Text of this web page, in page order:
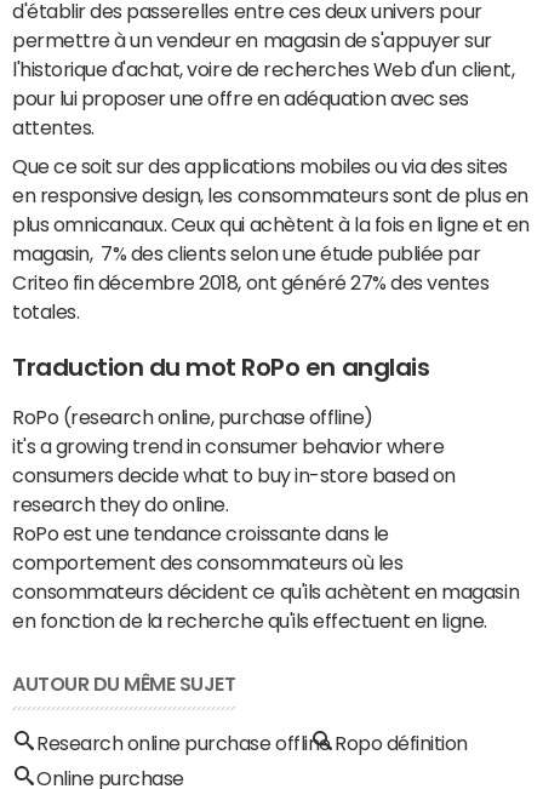
d'établir des passerelles entre ces deux univers pour
permettre à un vendeur en magasin de s'appuyer sur
l'historique d'achat, voire de recherches Web d'un client,
pour lui proposer une offre en adéquation avec ses
attentes.
Que ce soit sur des applications mobiles ou via des sites
en responsive design, les consommateurs sont de plus en
plus omnicanaux. Ceux qui achètent à la fois en ligne et en
magasin, 7% des clients selon une étude publiée par
Criteo fin décembre 2018, ont généré 27% des ventes
totales.
Traduction du mot RoPo en anglais
RoPo (research online, purchase offline)
it's a growing trend in consumer behavior where
consumers decide what to buy in-store based on
research they do online.
RoPo est une tendance croissante dans le
comportement des consommateurs où les
consommateurs décident ce qu'ils achètent en magasin
en fonction de la recherche qu'ils effectuent en ligne.
AUTOUR DU MÊME SUJET
Research online purchase offline Ropo définition
Online purchase